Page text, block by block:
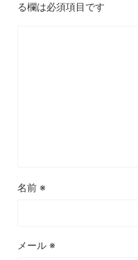
る欄は必須項目です
名前 ※
メール ※